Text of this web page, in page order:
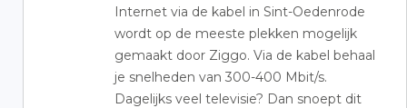
Internet via de kabel in Sint-Oedenrode
wordt op de meeste plekken mogelijk
gemaakt door Ziggo. Via de kabel behaal
je snelheden van 300-400 Mbit/s.
Dagelijks veel televisie? Dan snoept dit